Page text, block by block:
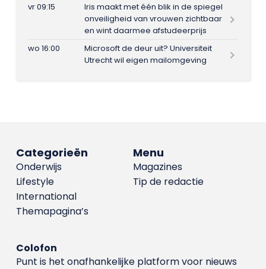
vr 09:15
Iris maakt met één blik in de spiegel
onveiligheid van vrouwen zichtbaar
en wint daarmee afstudeerprijs
wo 16:00
Microsoft de deur uit? Universiteit
Utrecht wil eigen mailomgeving
Menu
Magazines
Tip de redactie
Categorieën
Onderwijs
Lifestyle
International
Themapagina’s
Colofon
Punt is het onafhankelijke platform voor nieuws